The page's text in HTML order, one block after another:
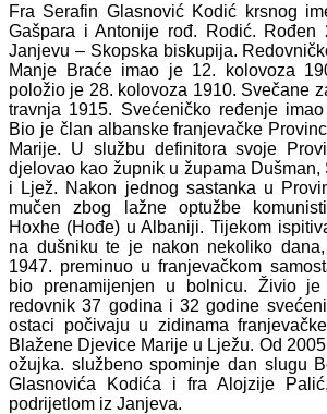
Fra Serafin Glasnović Kodić krsnog
Gašpara i Antonije rođ. Rodić. Rođen
Janjevu – Skopska biskupija.
Manje Braće imao je 12. kolovoza
položio je 28. kolovoza 1910. Svečane
travnja 1915. Svećeničko ređenje
Bio je član albanske franjevačke
Marije. U službu definitora svoje
djelovao kao župnik u župama Dušman,
i Ljež. Nakon jednog sastanka u
mučen zbog lažne optužbe
Hoxhe (Hođe) u Albaniji. Tijekom
na dušniku te je nakon nekoliko
1947. preminuo u franjevačkom
bio prenamijenjen u bolnicu. Živio
redovnik 37 godina i 32 godine
ostaci počivaju u zidinama
Blažene Djevice Marije u Lježu. Od
ožujka. službeno spominje dan slugu
Glasnovića Kodića i fra Alojzije
podrijetlom iz Janjeva.